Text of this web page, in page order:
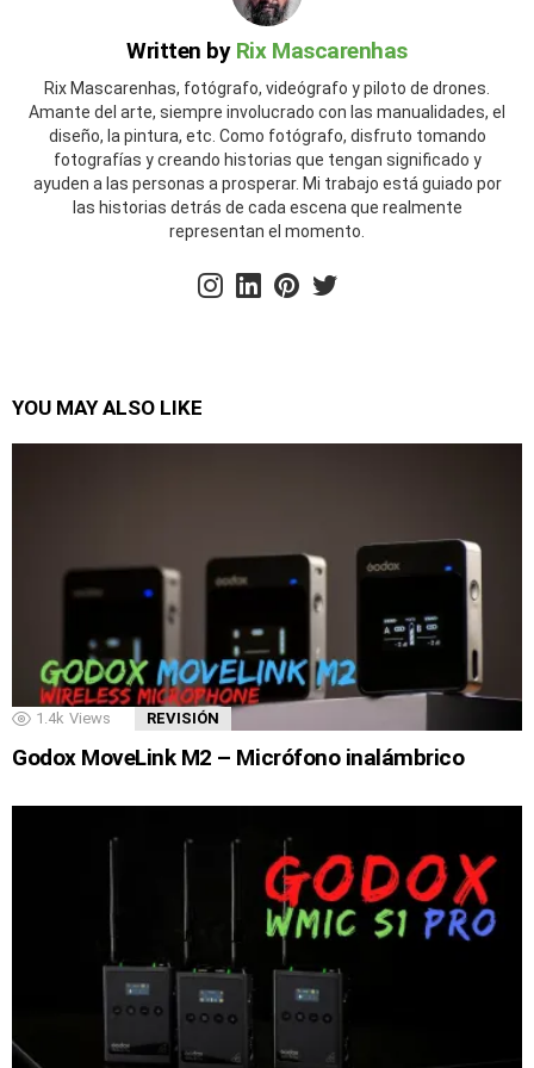
Written by Rix Mascarenhas
Rix Mascarenhas, fotógrafo, videógrafo y piloto de drones.
Amante del arte, siempre involucrado con las manualidades, el
diseño, la pintura, etc. Como fotógrafo, disfruto tomando
fotografías y creando historias que tengan significado y
ayuden a las personas a prosperar. Mi trabajo está guiado por
las historias detrás de cada escena que realmente
representan el momento.
instagram
linkedin
YOU MAY ALSO LIKE
1.4k Views REVISIÓN
Godox MoveLink M2 – Micrófono inalámbrico